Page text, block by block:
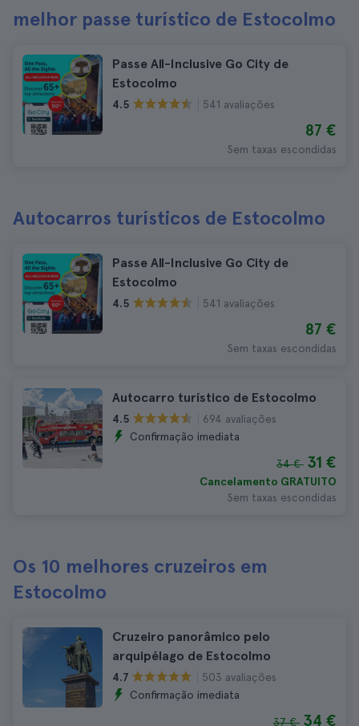
melhor passe turístico de Estocolmo
Passe All-Inclusive Go City de
Estocolmo
4.5 541 avaliações
87 €
Sem taxas escondidas
Autocarros turísticos de Estocolmo
Passe All-Inclusive Go City de
Estocolmo
4.5 541 avaliações
87 €
Sem taxas escondidas
Autocarro turístico de Estocolmo
4.5
694 avaliações
Confirmação imediata
34 € 31 €
Cancelamento GRATUITO
Sem taxas escondidas
Os 10 melhores cruzeiros em
Estocolmo
Cruzeiro panorâmico pelo
arquipélago de Estocolmo
4.7
503 avaliações
Confirmação imediata
37 € 34 €